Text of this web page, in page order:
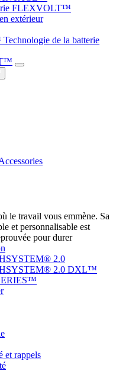
FLEXVOLT™
extérieur
de la batterie
le travail vous emmène. Sa
et personnalisable est
pour durer
2.0
2.0 DXL™
et rappels